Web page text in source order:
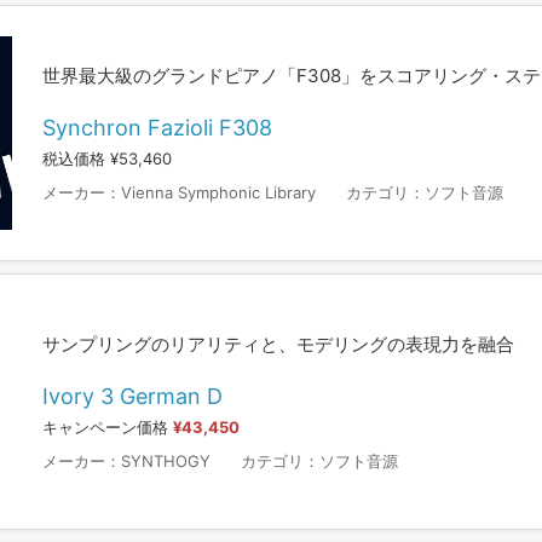
世界最大級のグランドピアノ「F308」をスコアリング・ス
Synchron Fazioli F308
税込価格 ¥53,460
メーカー： Vienna Symphonic Library カテゴリ： ソフト音源
サンプリングのリアリティと、モデリングの表現力を融合
Ivory 3 German D
キャンペーン価格 ¥43,450
メーカー： SYNTHOGY カテゴリ： ソフト音源